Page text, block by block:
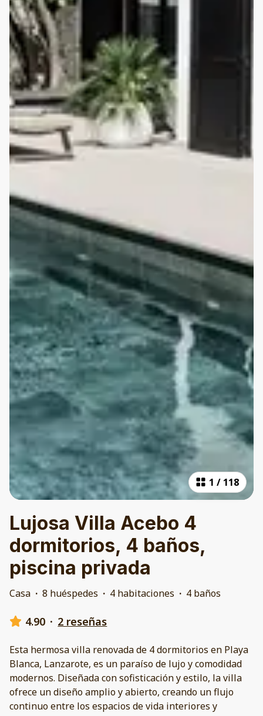
1 / 118
Lujosa Villa Acebo 4
dormitorios, 4 baños,
piscina privada
Casa · 8 huéspedes · 4 habitaciones · 4 baños
4.90 · 2 reseñas
Esta hermosa villa renovada de 4 dormitorios en Playa
Blanca, Lanzarote, es un paraíso de lujo y comodidad
modernos. Diseñada con sofisticación y estilo, la villa
ofrece un diseño amplio y abierto, creando un flujo
continuo entre los espacios de vida interiores y